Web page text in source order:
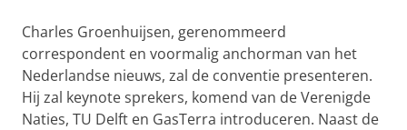
Charles Groenhuijsen, gerenommeerd
correspondent en voormalig anchorman van het
Nederlandse nieuws, zal de conventie presenteren.
Hij zal keynote sprekers, komend van de Verenigde
Naties, TU Delft en GasTerra introduceren. Naast de